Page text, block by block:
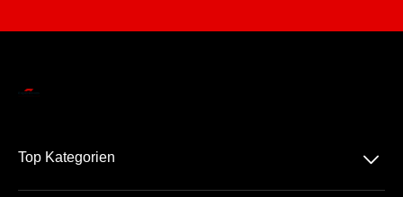
Top Kategorien 􀆈